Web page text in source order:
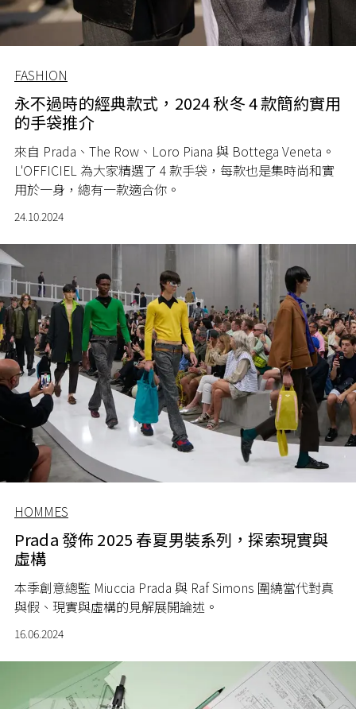
FASHION
永不過時的經典款式，2024 秋冬 4 款簡約實用
的手袋推介
來自 Prada、The Row、Loro Piana 與 Bottega Veneta。
L'OFFICIEL 為大家精選了 4 款手袋，每款也是集時尚和實
用於一身，總有一款適合你。
24.10.2024
HOMMES
Prada 發佈 2025 春夏男裝系列，探索現實與
虛構
本季創意總監 Miuccia Prada 與 Raf Simons 圍繞當代對真
與假、現實與虛構的見解展開論述。
16.06.2024